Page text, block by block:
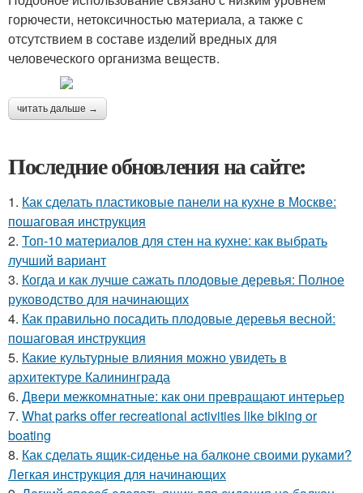
горючести, нетоксичностью материала, а также с
отсутствием в составе изделий вредных для
человеческого организма веществ.
читать дальше →
Последние обновления на сайте:
1. Как сделать пластиковые панели на кухне в Москве:
пошаговая инструкция
2. Топ-10 материалов для стен на кухне: как выбрать
лучший вариант
3. Когда и как лучше сажать плодовые деревья: Полное
руководство для начинающих
4. Как правильно посадить плодовые деревья весной:
пошаговая инструкция
5. Какие культурные влияния можно увидеть в
архитектуре Калининграда
6. Двери межкомнатные: как они превращают интерьер
7. What parks offer recreational activities like biking or
boating
8. Как сделать ящик-сиденье на балконе своими руками?
Легкая инструкция для начинающих